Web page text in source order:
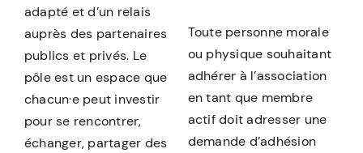
adapté et d’un relais
auprès des partenaires
publics et privés. Le
pôle est un espace que
chacun·e peut investir
pour se rencontrer,
échanger, partager des
Toute personne morale
ou physique souhaitant
adhérer à l’association
en tant que membre
actif doit adresser une
demande d’adhésion